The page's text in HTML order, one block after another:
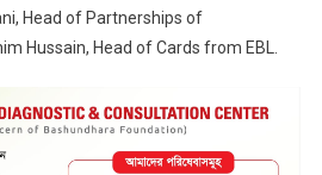
Head of Partnerships of
Hussain, Head of Cards from EBL.